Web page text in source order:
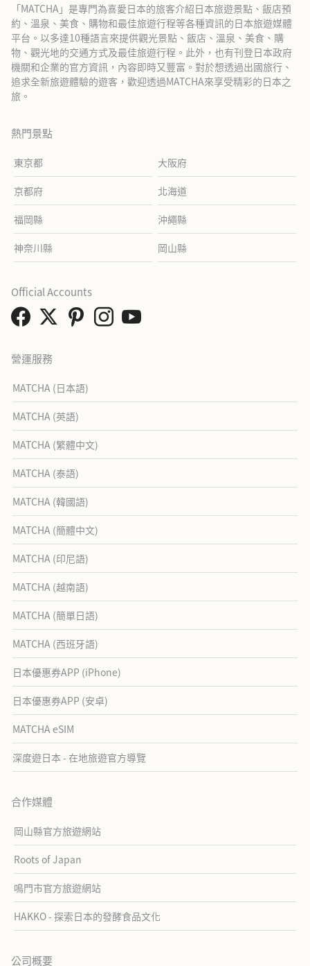
「MATCHA」是專門為喜愛日本的旅客介紹日本旅遊景點、飯店預
約、溫泉、美食、購物和最佳旅遊行程等各種資訊的日本旅遊媒體
平台。以多達10種語言來提供觀光景點、飯店、溫泉、美食、購
物、觀光地的交通方式及最佳旅遊行程。此外，也有刊登日本政府
機關和企業的官方資訊，內容即時又豐富。對於想透過出國旅行、
追求全新旅遊體驗的遊客，歡迎透過MATCHA來享受精彩的日本之
旅。
熱門景點
東京都 大阪府
京都府 北海道
福岡縣 沖繩縣
神奈川縣 岡山縣
營運服務
MATCHA (日本語)
MATCHA (英語)
MATCHA (繁體中文)
MATCHA (泰語)
MATCHA (韓國語)
MATCHA (簡體中文)
MATCHA (印尼語)
MATCHA (越南語)
MATCHA (簡單日語)
MATCHA (西班牙語)
日本優惠券APP (iPhone)
日本優惠券APP (安卓)
MATCHA eSIM
深度遊日本 - 在地旅遊官方導覽
合作媒體
岡山縣官方旅遊網站
Roots of Japan
鳴門市官方旅遊網站
HAKKO - 探索日本的發酵食品文化
公司概要
Official Accounts